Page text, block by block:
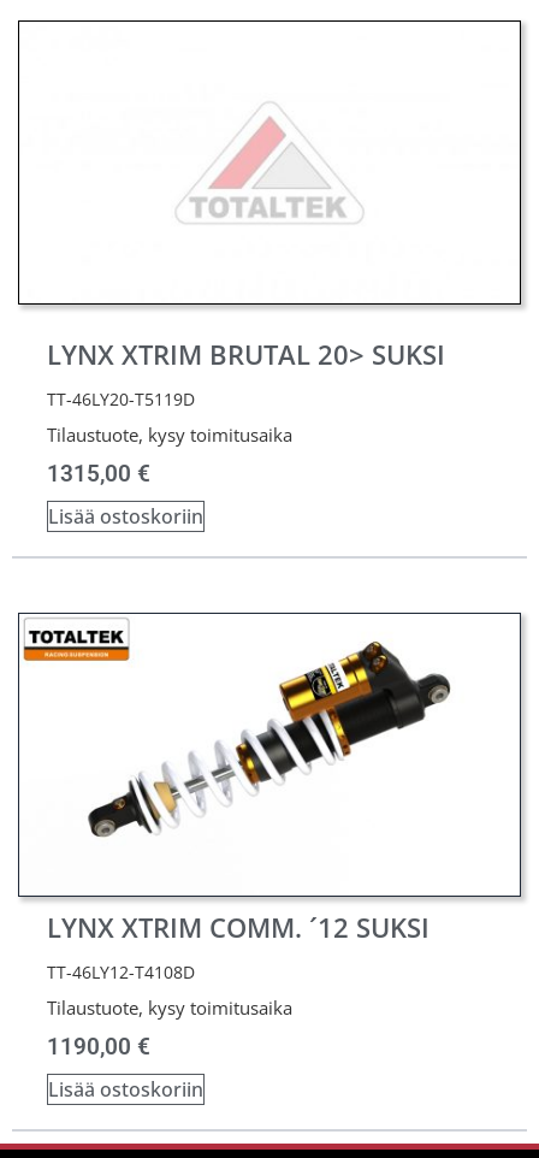
LYNX XTRIM BRUTAL 20> SUKSI
TT-46LY20-T5119D
Tilaustuote, kysy toimitusaika
1315,00 €
Lisää ostoskoriin
LYNX XTRIM COMM. ´12 SUKSI
TT-46LY12-T4108D
Tilaustuote, kysy toimitusaika
1190,00 €
Lisää ostoskoriin